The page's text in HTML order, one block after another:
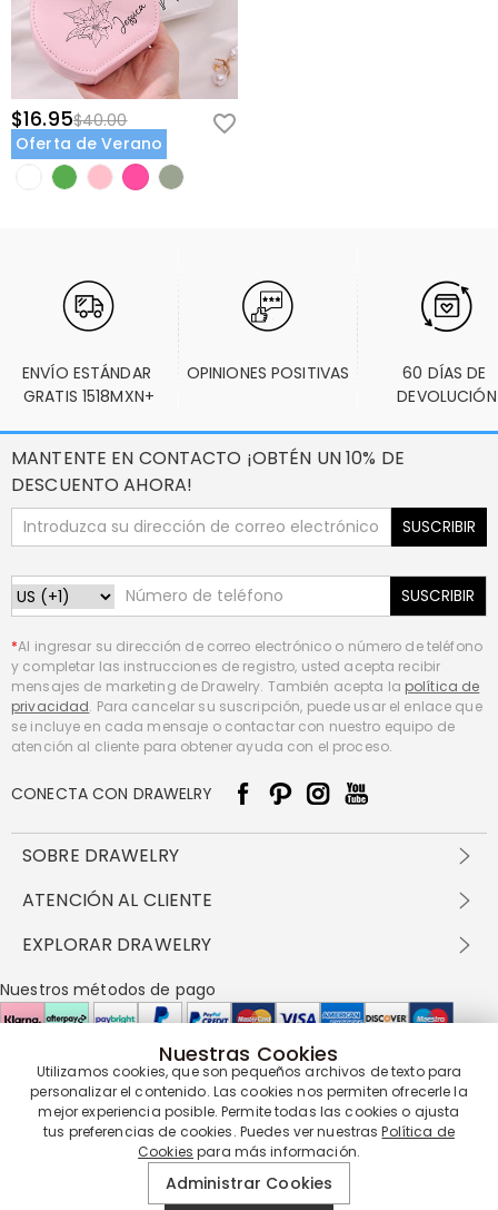
$16.95$40.00
Oferta de Verano
ENVÍO ESTÁNDAR
GRATIS 1518MXN+
OPINIONES POSITIVAS
60 DÍAS DE
DEVOLUCIÓN
MANTENTE EN CONTACTO ¡OBTÉN UN 10% DE
DESCUENTO AHORA!
SUSCRIBIR
SUSCRIBIR
*Al ingresar su dirección de correo electrónico o número de teléfono
y completar las instrucciones de registro, usted acepta recibir
mensajes de marketing de Drawelry. También acepta la política de
privacidad. Para cancelar su suscripción, puede usar el enlace que
se incluye en cada mensaje o contactar con nuestro equipo de
atención al cliente para obtener ayuda con el proceso.
CONECTA CON DRAWELRY
SOBRE DRAWELRY
Sobre nosotros
política de privacidad
Preguntas frecuentes
ATENCIÓN AL CLIENTE
Envío y entrega
Devolución en 60 días
Cómo cuidar
EXPLORAR DRAWELRY
Drawelry Prime
Programa de Recompensas
Nuestros métodos de pago
Nuestros socios de entrega
Nuestra garantía de servicio
Nuestras Cookies
Utilizamos cookies, que son pequeños archivos de texto para
personalizar el contenido. Las cookies nos permiten ofrecerle la
mejor experiencia posible. Permite todas las cookies o ajusta
tus preferencias de cookies. Puedes ver nuestrasPolítica de
Cookies para más información.
Administrar Cookies